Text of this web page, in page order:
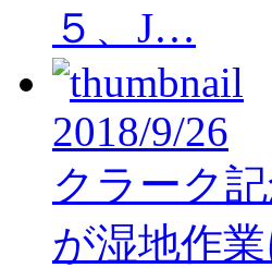
５、J…
2018/9/26
クラーク
が湿地作